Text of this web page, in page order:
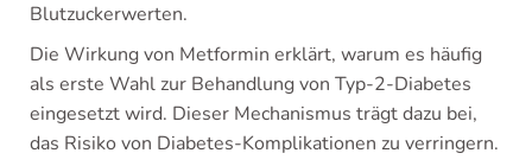
Blutzuckerwerten.
Die Wirkung von Metformin erklärt, warum es häufig
als erste Wahl zur Behandlung von Typ-2-Diabetes
eingesetzt wird. Dieser Mechanismus trägt dazu bei,
das Risiko von Diabetes-Komplikationen zu verringern.